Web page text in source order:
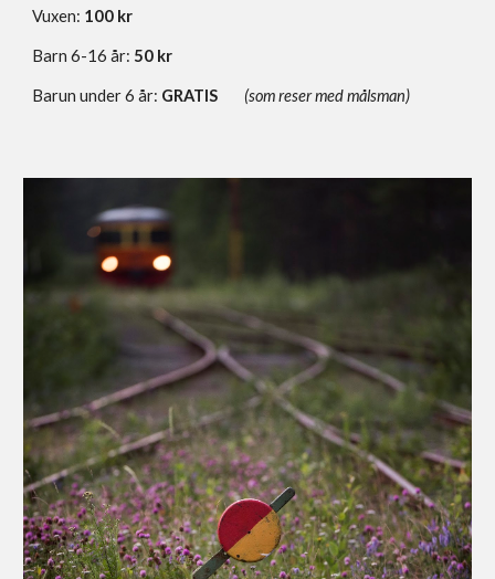
Vuxen: 100 kr
Barn 6-16 år: 50 kr
Barun under 6 år: GRATIS (som reser med målsman)